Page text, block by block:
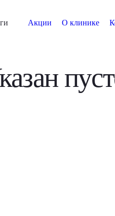
Акции О клинике